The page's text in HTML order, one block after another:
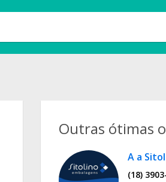
Outras ótimas
A a
(18)